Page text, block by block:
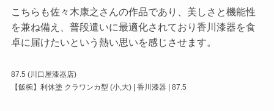
こちらも佐々木康之さんの作品であり、美しさと機能性
を兼ね備え、普段遣いに最適化されており香川漆器を食
卓に届けたいという熱い思いを感じさせます。
87.5 (川口屋漆器店)
【飯椀】利休塗 クラワンカ型 (小,大) | 香川漆器 | 87.5